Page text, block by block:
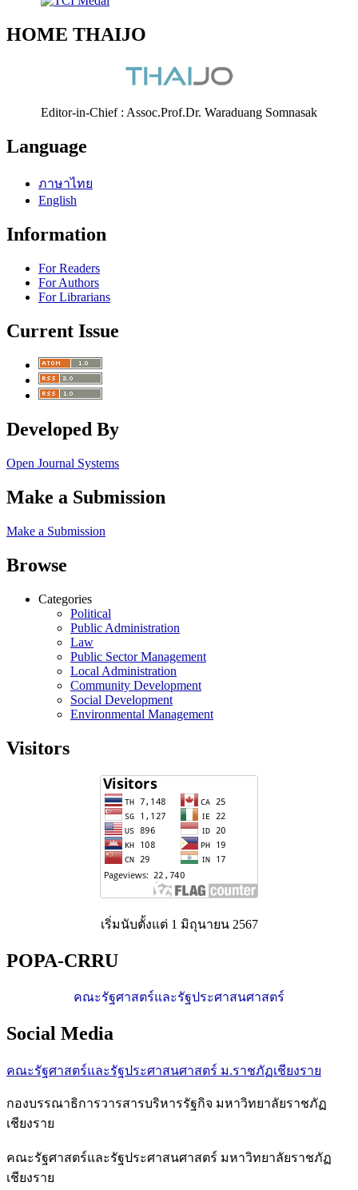
HOME THAIJO
Editor-in-Chief : Assoc.Prof.Dr. Waraduang Somnasak
Language
ภาษาไทย
English
Information
For Readers
For Authors
For Librarians
Current Issue
Developed By
Open Journal Systems
Make a Submission
Make a Submission
Browse
Categories
Political
Public Administration
Law
Public Sector Management
Local Administration
Community Development
Social Development
Environmental Management
Visitors
เริ่มนับตั้งแต่ 1 มิถุนายน 2567
POPA-CRRU
คณะรัฐศาสตร์และรัฐประศาสนศาสตร์
Social Media
คณะรัฐศาสตร์และรัฐประศาสนศาสตร์ ม.ราชภัฏเชียงราย
กองบรรณาธิการวารสารบริหารรัฐกิจ มหาวิทยาลัยราชภัฏ
เชียงราย
คณะรัฐศาสตร์และรัฐประศาสนศาสตร์ มหาวิทยาลัยราชภัฏ
เชียงราย